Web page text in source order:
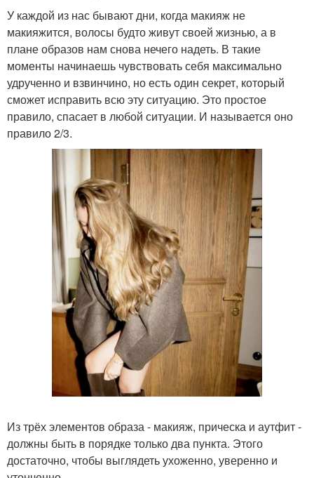
У каждой из нас бывают дни, когда макияж не
макияжится, волосы будто живут своей жизнью, а в
плане образов нам снова нечего надеть. В такие
моменты начинаешь чувствовать себя максимально
удрученно и взвинчино, но есть один секрет, который
сможет исправить всю эту ситуацию. Это простое
правило, спасает в любой ситуации. И называется оно
правило 2/3.
Из трёх элементов образа - макияж, прическа и аутфит -
должны быть в порядке только два пункта. Этого
достаточно, чтобы выглядеть ухоженно, уверенно и